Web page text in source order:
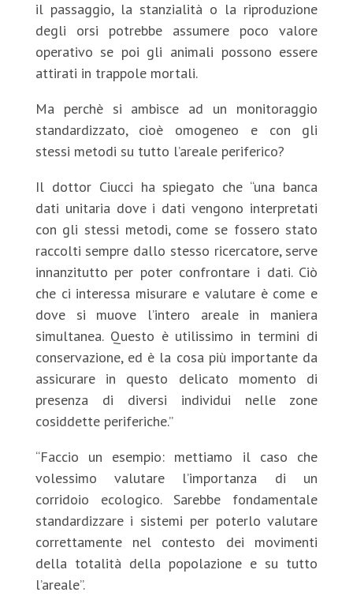
il passaggio, la stanzialità o la riproduzione
degli orsi potrebbe assumere poco valore
operativo se poi gli animali possono essere
attirati in trappole mortali.
Ma perchè si ambisce ad un monitoraggio
standardizzato, cioè omogeneo e con gli
stessi metodi su tutto l’areale periferico?
Il dottor Ciucci ha spiegato che “una banca
dati unitaria dove i dati vengono interpretati
con gli stessi metodi, come se fossero stato
raccolti sempre dallo stesso ricercatore, serve
innanzitutto per poter confrontare i dati. Ciò
che ci interessa misurare e valutare è come e
dove si muove l’intero areale in maniera
simultanea. Questo è utilissimo in termini di
conservazione, ed è la cosa più importante da
assicurare in questo delicato momento di
presenza di diversi individui nelle zone
cosiddette periferiche.”
“Faccio un esempio: mettiamo il caso che
volessimo valutare l’importanza di un
corridoio ecologico. Sarebbe fondamentale
standardizzare i sistemi per poterlo valutare
correttamente nel contesto dei movimenti
della totalità della popolazione e su tutto
l’areale”.